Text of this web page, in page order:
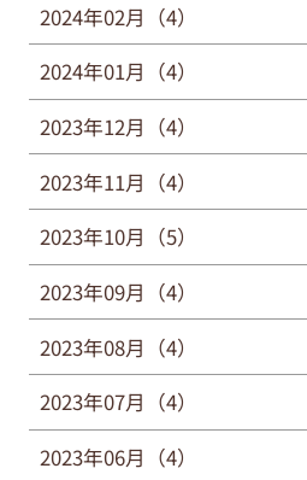
2024年02月（4）
2024年01月（4）
2023年12月（4）
2023年11月（4）
2023年10月（5）
2023年09月（4）
2023年08月（4）
2023年07月（4）
2023年06月（4）